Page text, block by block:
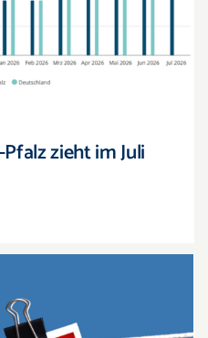
zieht im Juli deutlich
zieht im Juli